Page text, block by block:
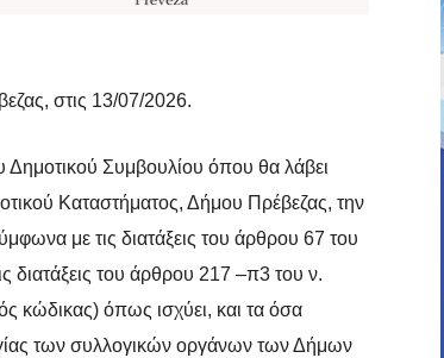
στις 13/07/2026.
Δημοτικού Συμβουλίου όπου θα λάβει
Καταστήματος, Δήμου Πρέβεζας, την
με τις διατάξεις του άρθρου 67 του
του άρθρου 217 –π3 του ν.
κώδικας) όπως ισχύει, και τα όσα
των συλλογικών οργάνων των Δήμων